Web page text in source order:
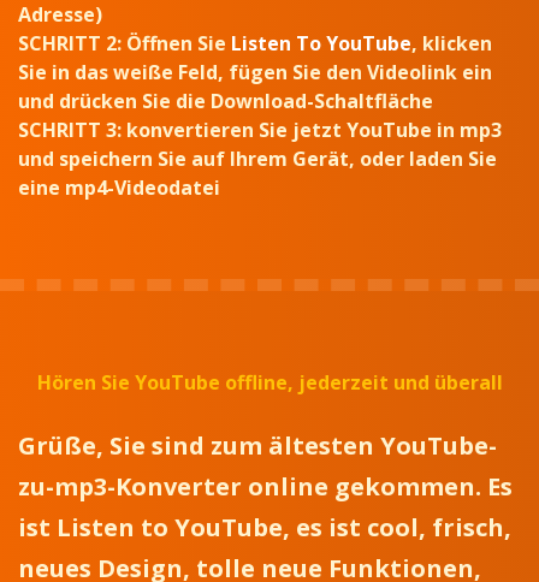
Adresse)
SCHRITT 2: Öffnen Sie Listen To YouTube, klicken
Sie in das weiße Feld, fügen Sie den Videolink ein
und drücken Sie die Download-Schaltfläche
SCHRITT 3: konvertieren Sie jetzt YouTube in mp3
und speichern Sie auf Ihrem Gerät, oder laden Sie
eine mp4-Videodatei
Hören Sie YouTube offline, jederzeit und überall
Grüße, Sie sind zum ältesten YouTube-
zu-mp3-Konverter online gekommen. Es
ist Listen to YouTube, es ist cool, frisch,
neues Design, tolle neue Funktionen,